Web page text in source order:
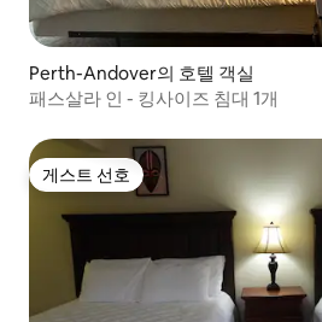
Perth-Andover의 호텔 객실
패스살라 인 - 킹사이즈 침대 1개
게스트 선호
게스트 선호